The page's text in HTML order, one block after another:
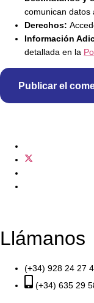
comunican datos
Derechos:
Información
detallada en la
Llámanos
(+34) 928 24 27
(+34) 635 29